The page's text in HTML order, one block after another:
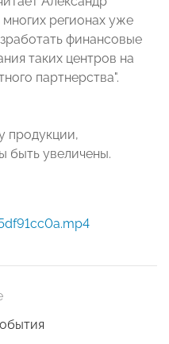
регионах уже
финансовые
таких центров на
партнерства".
продукции,
быть увеличены.